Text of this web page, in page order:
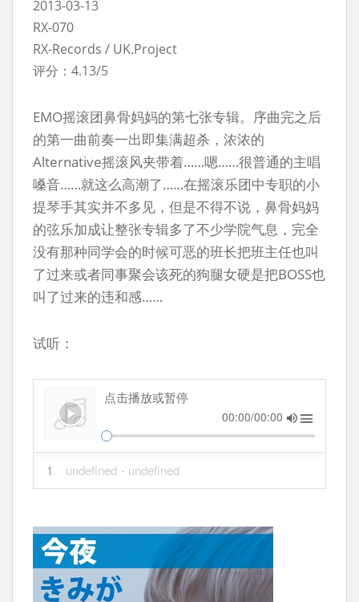
2013-03-13
RX-070
RX-Records / UK.Project
评分：4.13/5
EMO摇滚团鼻骨妈妈的第七张专辑。序曲完之后
的第一曲前奏一出即集满超杀，浓浓的
Alternative摇滚风夹带着……嗯……很普通的主唱
嗓音……就这么高潮了……在摇滚乐团中专职的小
提琴手其实并不多见，但是不得不说，鼻骨妈妈
的弦乐加成让整张专辑多了不少学院气息，完全
没有那种同学会的时候可恶的班长把班主任也叫
了过来或者同事聚会该死的狗腿女硬是把BOSS也
叫了过来的违和感……
试听：
点击播放或暂停
00:00/00:00
1 undefined - undefined